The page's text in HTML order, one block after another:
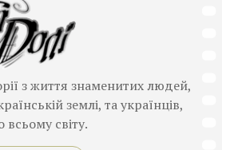
з життя знаменитих людей,
землі, та українців,
всьому світу.